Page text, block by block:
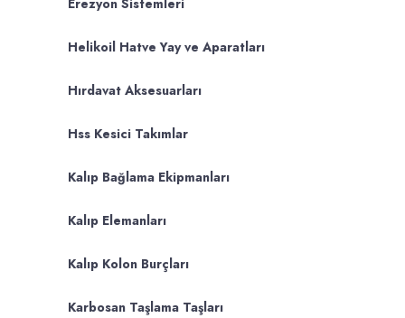
Erezyon Sistemleri
Helikoil Hatve Yay ve Aparatları
Hırdavat Aksesuarları
Hss Kesici Takımlar
Kalıp Bağlama Ekipmanları
Kalıp Elemanları
Kalıp Kolon Burçları
Karbosan Taşlama Taşları